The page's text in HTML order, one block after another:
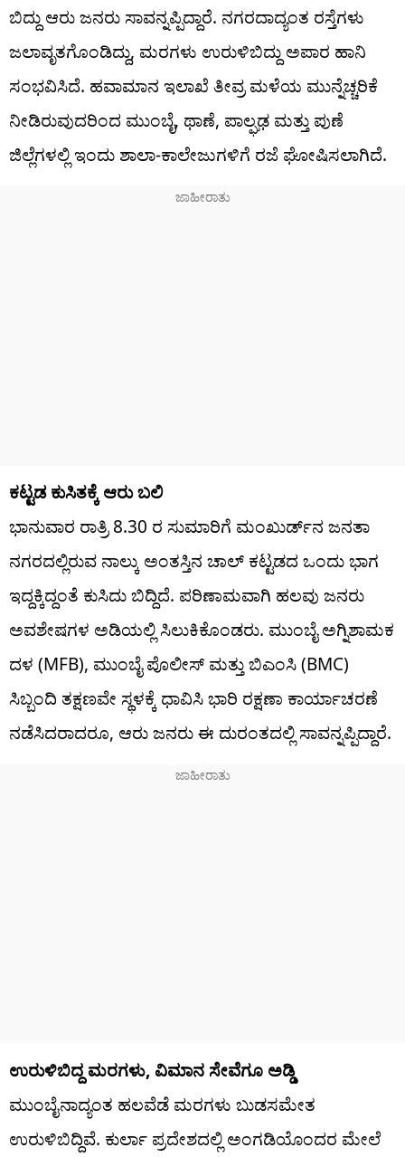
ಬಿದ್ದು ಆರು ಜನರು ಸಾವನ್ನಪ್ಪಿದ್ದಾರೆ. ನಗರದಾದ್ಯಂತ ರಸ್ತೆಗಳು
ಜಲಾವೃತಗೊಂಡಿದ್ದು, ಮರಗಳು ಉರುಳಿಬಿದ್ದು ಅಪಾರ ಹಾನಿ
ಸಂಭವಿಸಿದೆ. ಹವಾಮಾನ ಇಲಾಖೆ ತೀವ್ರ ಮಳೆಯ ಮುನ್ನೆಚ್ಚರಿಕೆ
ನೀಡಿರುವುದರಿಂದ ಮುಂಬೈ, ಥಾಣೆ, ಪಾಲ್ಘಢ ಮತ್ತು ಪುಣೆ
ಜಿಲ್ಲೆಗಳಲ್ಲಿ ಇಂದು ಶಾಲಾ-ಕಾಲೇಜುಗಳಿಗೆ ರಜೆ ಘೋಷಿಸಲಾಗಿದೆ.
ಕಟ್ಟಡ ಕುಸಿತಕ್ಕೆ ಆರು ಬಲಿ
ಭಾನುವಾರ ರಾತ್ರಿ 8.30 ರ ಸುಮಾರಿಗೆ ಮಂಖುರ್ಡ್‌ನ ಜನತಾ
ನಗರದಲ್ಲಿರುವ ನಾಲ್ಕು ಅಂತಸ್ತಿನ ಚಾಲ್ ಕಟ್ಟಡದ ಒಂದು ಭಾಗ
ಇದ್ದಕ್ಕಿದ್ದಂತೆ ಕುಸಿದು ಬಿದ್ದಿದೆ. ಪರಿಣಾಮವಾಗಿ ಹಲವು ಜನರು
ಅವಶೇಷಗಳ ಅಡಿಯಲ್ಲಿ ಸಿಲುಕಿಕೊಂಡರು. ಮುಂಬೈ ಅಗ್ನಿಶಾಮಕ
ದಳ (MFB), ಮುಂಬೈ ಪೊಲೀಸ್ ಮತ್ತು ಬಿಎಂಸಿ (BMC)
ಸಿಬ್ಬಂದಿ ತಕ್ಷಣವೇ ಸ್ಥಳಕ್ಕೆ ಧಾವಿಸಿ ಭಾರಿ ರಕ್ಷಣಾ ಕಾರ್ಯಾಚರಣೆ
ನಡೆಸಿದರಾದರೂ, ಆರು ಜನರು ಈ ದುರಂತದಲ್ಲಿ ಸಾವನ್ನಪ್ಪಿದ್ದಾರೆ.
ಉರುಳಿಬಿದ್ದ ಮರಗಳು, ವಿಮಾನ ಸೇವೆಗೂ ಅಡ್ಡಿ
ಮುಂಬೈನಾದ್ಯಂತ ಹಲವೆಡೆ ಮರಗಳು ಬುಡಸಮೇತ
ಉರುಳಿಬಿದ್ದಿವೆ. ಕುರ್ಲಾ ಪ್ರದೇಶದಲ್ಲಿ ಅಂಗಡಿಯೊಂದರ ಮೇಲೆ